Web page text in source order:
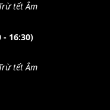
tết Âm
- 16:30)
tết Âm